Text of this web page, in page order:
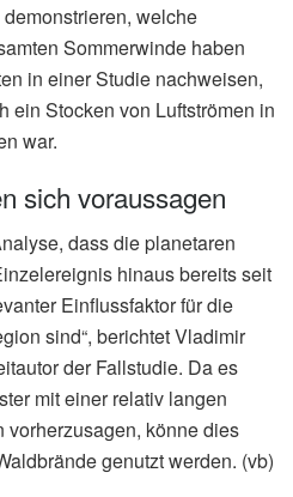
welche
Sommerwinde haben
in einer Studie nachweisen,
ein Stocken von Luftströmen in
war.
sich voraussagen
dass die planetaren
hinaus bereits seit
Einflussfaktor für die
sind“, berichtet Vladimir
der Fallstudie. Da es
mit einer relativ langen
vorherzusagen, könne dies
genutzt werden. (vb)